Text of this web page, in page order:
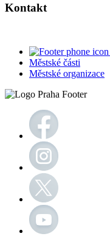
Kontakt
Městské části
Městské organizace